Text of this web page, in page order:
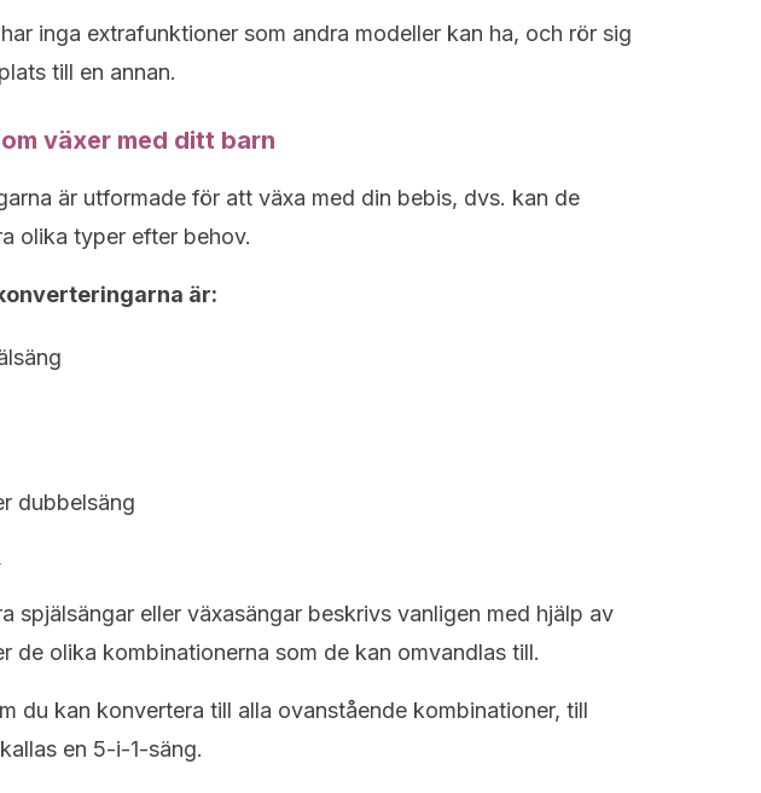
inga extrafunktioner som andra modeller kan ha, och rör sig
till en annan.
växer med ditt barn
är utformade för att växa med din bebis, dvs. kan de
olika typer efter behov.
är:
dubbelsäng
spjälsängar eller växasängar beskrivs vanligen med hjälp av
de olika kombinationerna som de kan omvandlas till.
du kan konvertera till alla ovanstående kombinationer, till
en 5-i-1-säng.